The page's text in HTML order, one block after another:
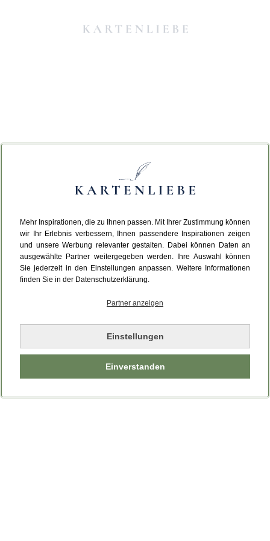
Mehr Inspirationen, die zu Ihnen passen. Mit Ihrer Zustimmung können
wir Ihr Erlebnis verbessern, Ihnen passendere Inspirationen zeigen
und unsere Werbung relevanter gestalten. Dabei können Daten an
ausgewählte Partner weitergegeben werden. Ihre Auswahl können
Sie jederzeit in den Einstellungen anpassen. Weitere Informationen
finden Sie in der Datenschutzerklärung.
Partner anzeigen
Einstellungen
Einverstanden
Da ist etwas schiefgelaufen.
Leider ist ein technischer Fehler aufgetreten.
Bitte laden Sie die Seite neu.